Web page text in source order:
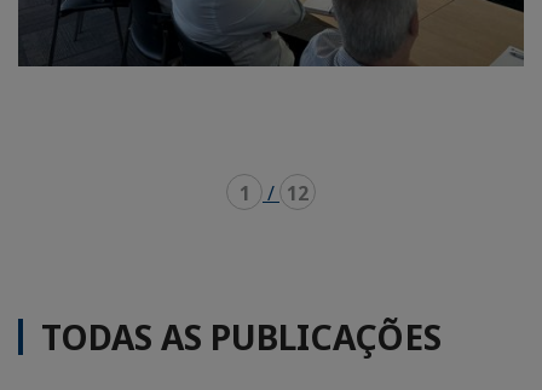
1 / 12
TODAS AS PUBLICAÇÕES